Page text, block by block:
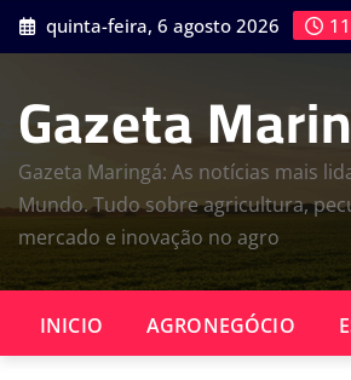
Skip
to
quinta-feira, 6 agosto 2026
Gazeta
Gazeta Maringá: As notícias mais
Mundo. Tudo sobre agricultura,
mercado e inovação no agro
INICIO AGRONEGÓCIO